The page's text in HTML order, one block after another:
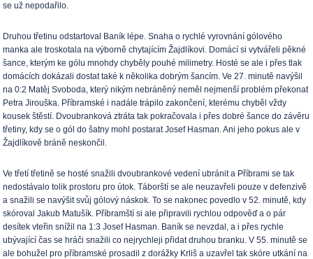
se už nepodařilo.
Druhou třetinu odstartoval Baník lépe. Snaha o rychlé vyrovnání gólového
manka ale troskotala na výborně chytajícím Žajdlíkovi. Domácí si vytvářeli pěkné
šance, kterým ke gólu mnohdy chyběly pouhé milimetry. Hosté se ale i přes tlak
domácích dokázali dostat také k několika dobrým šancím. Ve 27. minutě navýšil
na 0:2 Matěj Svoboda, který nikým nebráněný neměl nejmenší problém překonat
Petra Jirouška. Příbramské i nadále trápilo zakončení, kterému chyběl vždy
kousek štěstí. Dvoubranková ztráta tak pokračovala i přes dobré šance do závěru
třetiny, kdy se o gól do šatny mohl postarat Josef Hasman. Ani jeho pokus ale v
Žajdlíkově bráně neskončil.
Ve třetí třetině se hosté snažili dvoubrankové vedení ubránit a Příbrami se tak
nedostávalo tolik prostoru pro útok. Táborští se ale neuzavřeli pouze v defenzivě
a snažili se navýšit svůj gólový náskok. To se nakonec povedlo v 52. minutě, kdy
skóroval Jakub Matušík. Příbramští si ale připravili rychlou odpověď a o pár
desítek vteřin snížil na 1:3 Josef Hasman. Baník se nevzdal, a i přes rychle
ubývající čas se hráči snažili co nejrychleji přidat druhou branku. V 55. minutě se
ale bohužel pro příbramské prosadil z dorážky Krliš a uzavřel tak skóre utkání na